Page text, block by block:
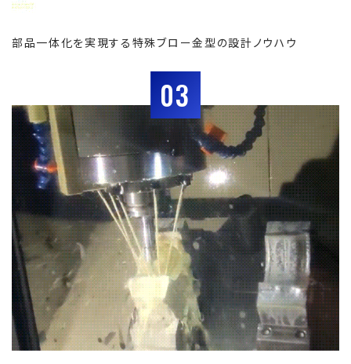
部品一体化を実現する特殊ブロー金型の設計ノウハウ
03